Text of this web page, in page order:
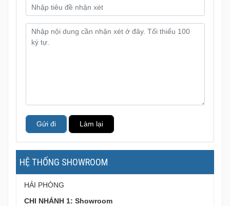
Gửi đi Làm lại
HỆ THỐNG SHOWROOM
HẢI PHÒNG
CHI NHÁNH 1: Showroom